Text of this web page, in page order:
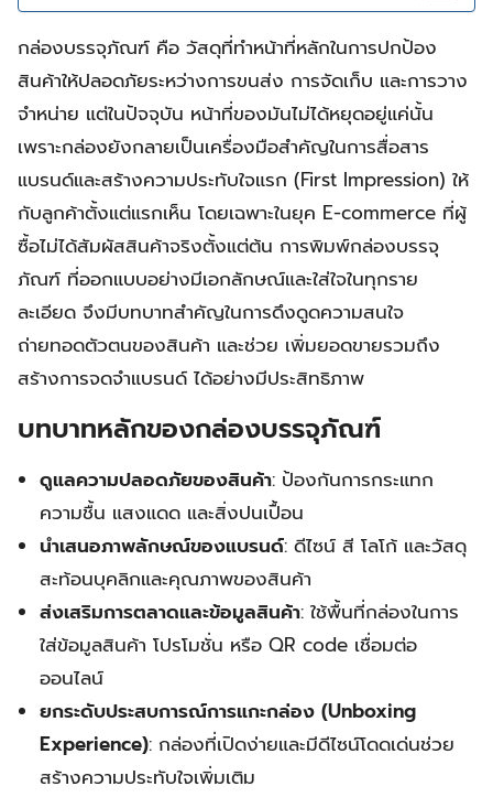
กล่องบรรจุภัณฑ์ คือ วัสดุที่ทำหน้าที่หลักในการปกป้อง
สินค้าให้ปลอดภัยระหว่างการขนส่ง การจัดเก็บ และการวาง
จำหน่าย แต่ในปัจจุบัน หน้าที่ของมันไม่ได้หยุดอยู่แค่นั้น
เพราะกล่องยังกลายเป็นเครื่องมือสำคัญในการสื่อสาร
แบรนด์และสร้างความประทับใจแรก (First Impression) ให้
กับลูกค้าตั้งแต่แรกเห็น โดยเฉพาะในยุค E-commerce ที่ผู้
ซื้อไม่ได้สัมผัสสินค้าจริงตั้งแต่ต้น การพิมพ์กล่องบรรจุ
ภัณฑ์ ที่ออกแบบอย่างมีเอกลักษณ์และใส่ใจในทุกราย
ละเอียด จึงมีบทบาทสำคัญในการดึงดูดความสนใจ
ถ่ายทอดตัวตนของสินค้า และช่วย เพิ่มยอดขายรวมถึง
สร้างการจดจำแบรนด์ ได้อย่างมีประสิทธิภาพ
บทบาทหลักของกล่องบรรจุภัณฑ์
ดูแลความปลอดภัยของสินค้า: ป้องกันการกระแทก
ความชื้น แสงแดด และสิ่งปนเปื้อน
นำเสนอภาพลักษณ์ของแบรนด์: ดีไซน์ สี โลโก้ และวัสดุ
สะท้อนบุคลิกและคุณภาพของสินค้า
ส่งเสริมการตลาดและข้อมูลสินค้า: ใช้พื้นที่กล่องในการ
ใส่ข้อมูลสินค้า โปรโมชั่น หรือ QR code เชื่อมต่อ
ออนไลน์
ยกระดับประสบการณ์การแกะกล่อง (Unboxing
Experience): กล่องที่เปิดง่ายและมีดีไซน์โดดเด่นช่วย
สร้างความประทับใจเพิ่มเติม